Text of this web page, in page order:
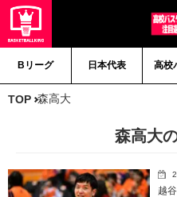
Bリーグ 日本代表 高校
TOP 森高大
森高大
越